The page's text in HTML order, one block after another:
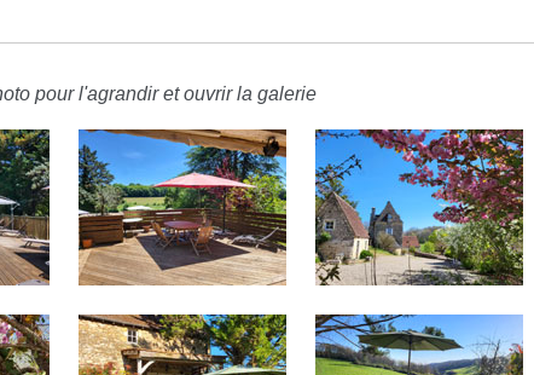
pour l'agrandir et ouvrir la galerie